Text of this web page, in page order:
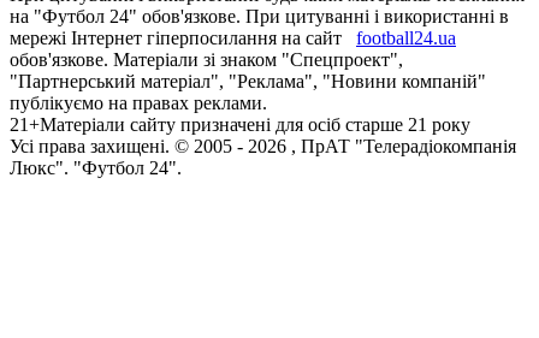
на "Футбол 24" обов'язкове. При цитуванні і використанні в
мережі Інтернет гіперпосилання на сайт
football24.ua
обов'язкове. Матеріали зі знаком "Спецпроект",
"Партнерський матеріал", "Реклама", "Новини компаній"
публікуємо на правах реклами.
21+Матеріали сайту призначені для осіб старше 21 року
Усi права захищенi. © 2005 - 2026 , ПрАТ "Телерадіокомпанія
Люкс". "Футбол 24".